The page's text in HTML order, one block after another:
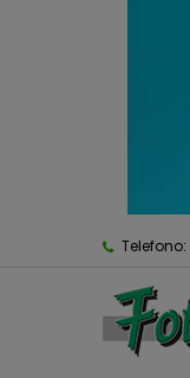
Telefono: